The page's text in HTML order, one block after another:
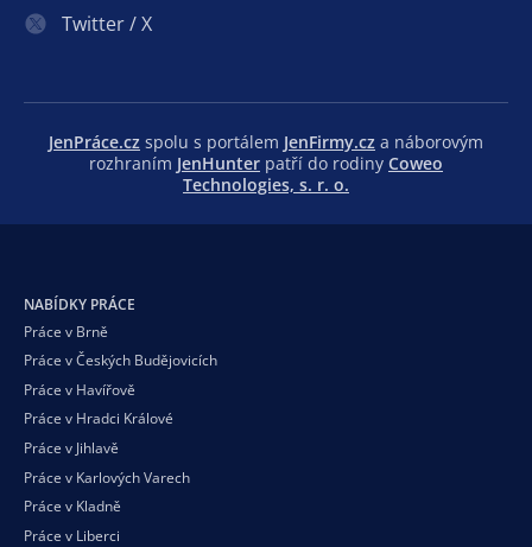
Twitter / X
JenPráce.cz spolu s portálem JenFirmy.cz a náborovým
rozhraním JenHunter patří do rodiny Coweo
Technologies, s. r. o.
NABÍDKY PRÁCE
Práce v Brně
Práce v Českých Budějovicích
Práce v Havířově
Práce v Hradci Králové
Práce v Jihlavě
Práce v Karlových Varech
Práce v Kladně
Práce v Liberci